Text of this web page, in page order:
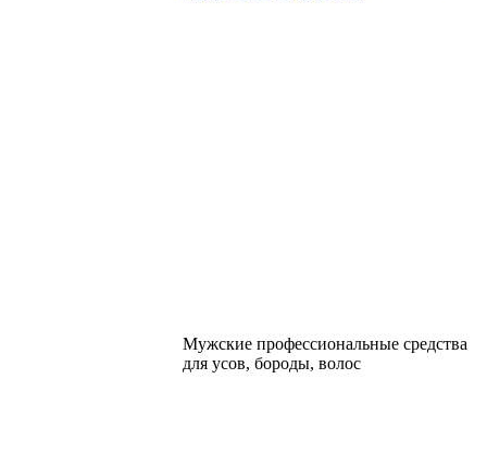
Мужские профессиональные средства
для усов, бороды, волос